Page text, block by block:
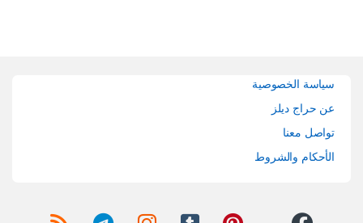
سياسة الخصوصية
عن حراج ديلز
تواصل معنا
الأحكام والشروط